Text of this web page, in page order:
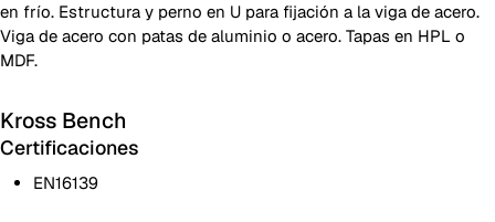
en frío. Estructura y perno en U para fijación a la viga de acero.
Viga de acero con patas de aluminio o acero. Tapas en HPL o
MDF.
Kross Bench
Certificaciones
EN16139